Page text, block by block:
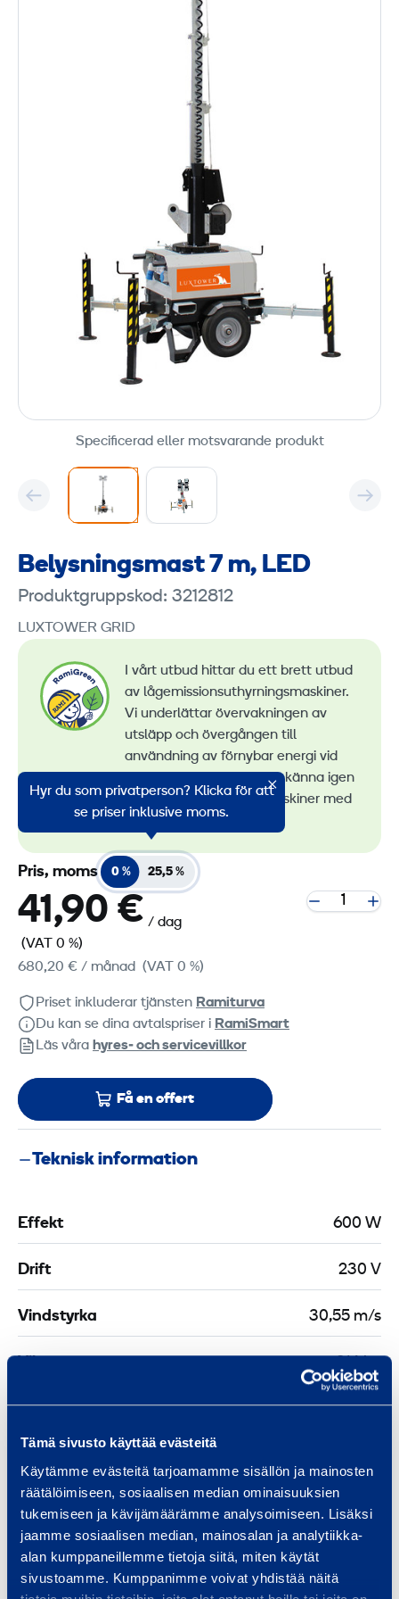
Tämä sivusto käyttää evästeitä
Käytämme evästeitä tarjoamamme sisällön ja mainosten
räätälöimiseen, sosiaalisen median ominaisuuksien
tukemiseen ja kävijämäärämme analysoimiseen. Lisäksi
jaamme sosiaalisen median, mainosalan ja analytiikka-
alan kumppaneillemme tietoja siitä, miten käytät
sivustoamme. Kumppanimme voivat yhdistää näitä
Specificerad eller motsvarande produkt
Belysningsmast 7 m, LED
Produktgruppskod: 3212812
LUXTOWER GRID
I vårt utbud hittar du ett brett utbud
av lågemissionsuthyrningsmaskiner.
Vi underlättar övervakningen av
utsläpp och övergången till
användning av förnybar energi vid
maskinuthyrning. Du kan känna igen
alla våra lågemissionsmaskiner med
RamiGreen-märket
Hyr du som privatperson? Klicka för att
se priser inklusive moms.
Pris, moms 0 % 25,5 %
41,90 € / dag
(VAT 0 %)
680,20 € / månad (VAT 0 %)
Priset inkluderar tjänsten Ramiturva
Du kan se dina avtalspriser i RamiSmart
Läs våra hyres‑ och servicevillkor
Få en offert
Teknisk information
Effekt 600 W
Drift 230 V
Vindstyrka 30,55 m/s
Längd 1800 mm
Höjd 7000 mm
Transportlängd 1200 mm
Transportbredd 800 mm